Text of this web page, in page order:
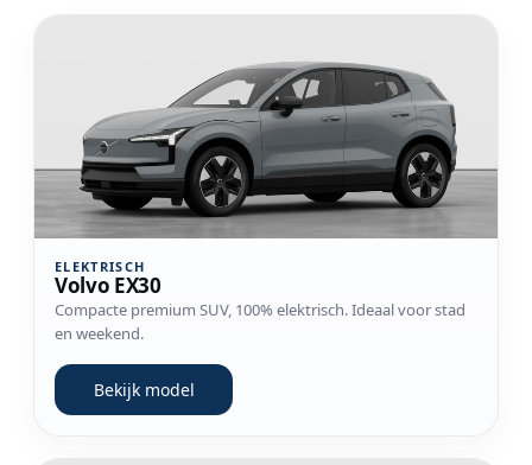
ELEKTRISCH
Volvo EX30
Compacte premium SUV, 100% elektrisch. Ideaal voor stad
en weekend.
Bekijk model